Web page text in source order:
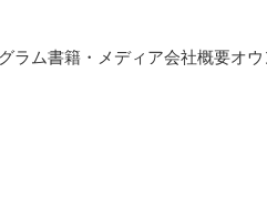
ラム書籍・メディア会社概要オ